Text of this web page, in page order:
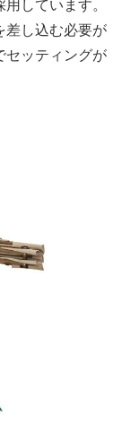
しています。
差し込む必要が
セッティングが